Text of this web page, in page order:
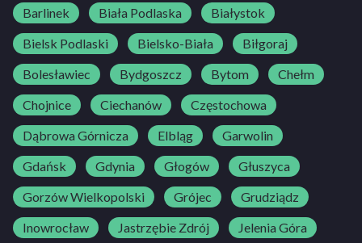
Barlinek Biała Podlaska
Białystok
Bielsk Podlaski
Bielsko-Biała
Biłgoraj
Bolesławiec
Bydgoszcz Bytom
Chełm
Chojnice
Ciechanów
Częstochowa
Dąbrowa Górnicza
Elbląg
Garwolin
Gdańsk
Gdynia Głogów
Głuszyca
Gorzów Wielkopolski
Grójec
Grudziądz
Inowrocław
Jastrzębie Zdrój
Jelenia Góra